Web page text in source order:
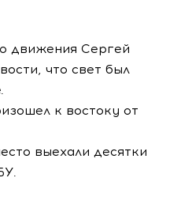
движения Сергей
что свет был
к востоку от
выехали десятки